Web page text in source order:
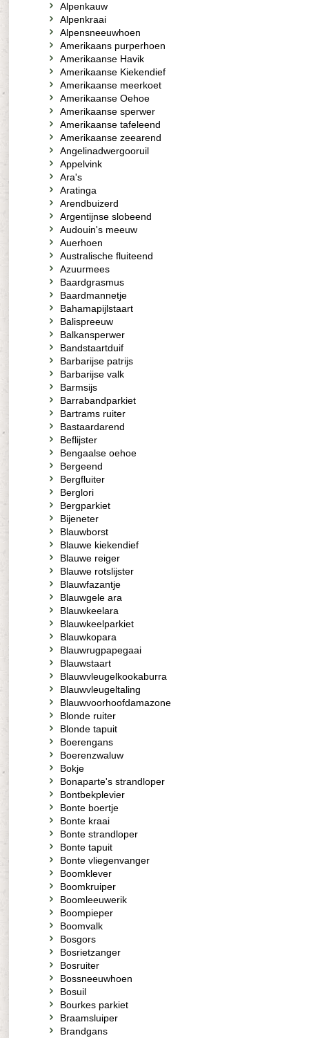
Alpenkauw
Alpenkraai
Alpensneeuwhoen
Amerikaans purperhoen
Amerikaanse Havik
Amerikaanse Kiekendief
Amerikaanse meerkoet
Amerikaanse Oehoe
Amerikaanse sperwer
Amerikaanse tafeleend
Amerikaanse zeearend
Angelinadwergooruil
Appelvink
Ara's
Aratinga
Arendbuizerd
Argentijnse slobeend
Audouin's meeuw
Auerhoen
Australische fluiteend
Azuurmees
Baardgrasmus
Baardmannetje
Bahamapijlstaart
Balispreeuw
Balkansperwer
Bandstaartduif
Barbarijse patrijs
Barbarijse valk
Barmsijs
Barrabandparkiet
Bartrams ruiter
Bastaardarend
Beflijster
Bengaalse oehoe
Bergeend
Bergfluiter
Berglori
Bergparkiet
Bijeneter
Blauwborst
Blauwe kiekendief
Blauwe reiger
Blauwe rotslijster
Blauwfazantje
Blauwgele ara
Blauwkeelara
Blauwkeelparkiet
Blauwkopara
Blauwrugpapegaai
Blauwstaart
Blauwvleugelkookaburra
Blauwvleugeltaling
Blauwvoorhoofdamazone
Blonde ruiter
Blonde tapuit
Boerengans
Boerenzwaluw
Bokje
Bonaparte's strandloper
Bontbekplevier
Bonte boertje
Bonte kraai
Bonte strandloper
Bonte tapuit
Bonte vliegenvanger
Boomklever
Boomkruiper
Boomleeuwerik
Boompieper
Boomvalk
Bosgors
Bosrietzanger
Bosruiter
Bossneeuwhoen
Bosuil
Bourkes parkiet
Braamsluiper
Brandgans